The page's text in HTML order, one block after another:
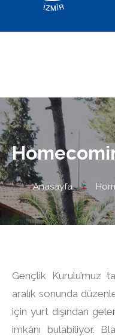
Anasayfa
Gençlik Kurulu’muz
aralık sonunda
için yurt dışından
imkânı bulabiliyor.